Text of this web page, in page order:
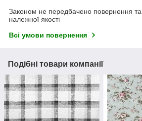
Законом не передбачено повернення та
належної якості
Всі умови повернення
Подібні товари компанії